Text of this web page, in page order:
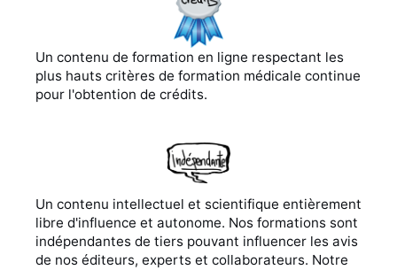
Un contenu de formation en ligne respectant les
plus hauts critères de formation médicale continue
pour l'obtention de crédits.
Un contenu intellectuel et scientifique entièrement
libre d'influence et autonome. Nos formations sont
indépendantes de tiers pouvant influencer les avis
de nos éditeurs, experts et collaborateurs. Notre